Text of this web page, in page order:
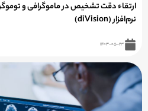
ارتقاء دقت تشخیص در ماموگرافی و
نرم‌افزار (diVision)